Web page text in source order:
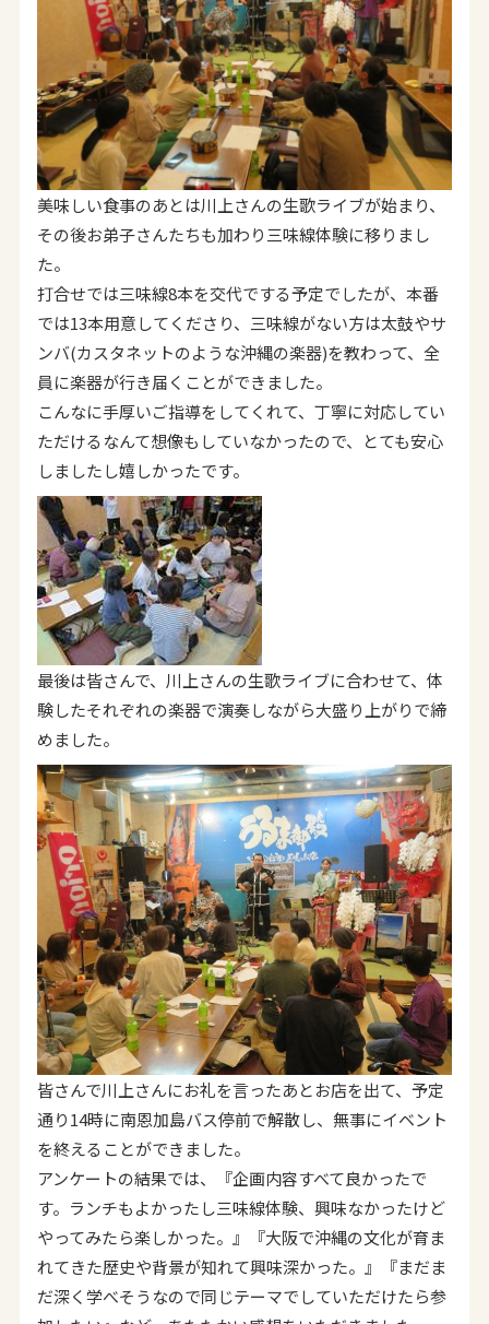
美味しい食事のあとは川上さんの生歌ライブが始まり、
その後お弟子さんたちも加わり三味線体験に移りまし
た。
打合せでは三味線8本を交代でする予定でしたが、本番
では13本用意してくださり、三味線がない方は太鼓やサ
ンバ(カスタネットのような沖縄の楽器)を教わって、全
員に楽器が行き届くことができました。
こんなに手厚いご指導をしてくれて、丁寧に対応してい
ただけるなんて想像もしていなかったので、とても安心
しましたし嬉しかったです。
最後は皆さんで、川上さんの生歌ライブに合わせて、体
験したそれぞれの楽器で演奏しながら大盛り上がりで締
めました。
皆さんで川上さんにお礼を言ったあとお店を出て、予定
通り14時に南恩加島バス停前で解散し、無事にイベント
を終えることができました。
アンケートの結果では、『企画内容すべて良かったで
す。ランチもよかったし三味線体験、興味なかったけど
やってみたら楽しかった。』『大阪で沖縄の文化が育ま
れてきた歴史や背景が知れて興味深かった。』『まだま
だ深く学べそうなので同じテーマでしていただけたら参